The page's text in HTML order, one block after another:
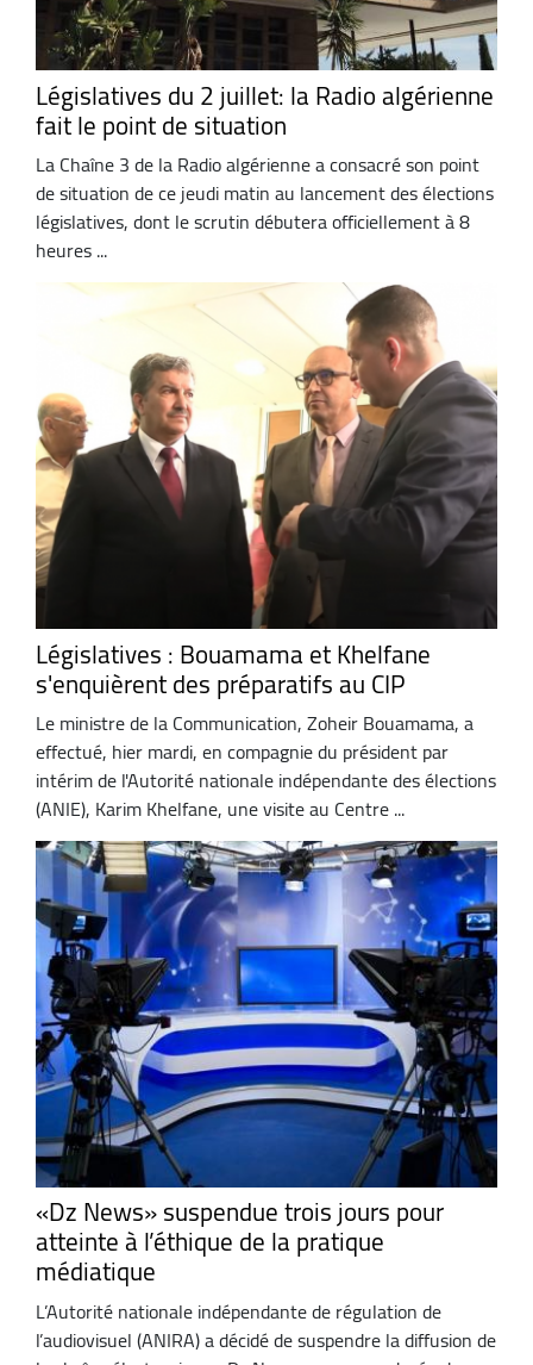
Législatives du 2 juillet: la Radio algérienne
fait le point de situation
La Chaîne 3 de la Radio algérienne a consacré son point
de situation de ce jeudi matin au lancement des élections
législatives, dont le scrutin débutera officiellement à 8
heures ...
Législatives : Bouamama et Khelfane
s'enquièrent des préparatifs au CIP
Le ministre de la Communication, Zoheir Bouamama, a
effectué, hier mardi, en compagnie du président par
intérim de l'Autorité nationale indépendante des élections
(ANIE), Karim Khelfane, une visite au Centre ...
«Dz News» suspendue trois jours pour
atteinte à l’éthique de la pratique
médiatique
L’Autorité nationale indépendante de régulation de
l’audiovisuel (ANIRA) a décidé de suspendre la diffusion de